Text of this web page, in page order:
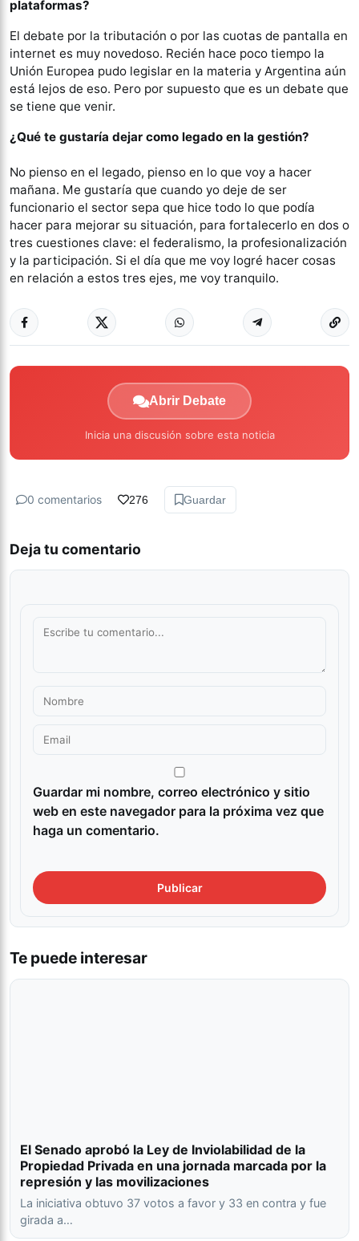
plataformas?
El debate por la tributación o por las cuotas de pantalla en
internet es muy novedoso. Recién hace poco tiempo la
Unión Europea pudo legislar en la materia y Argentina aún
está lejos de eso. Pero por supuesto que es un debate que
se tiene que venir.
¿Qué te gustaría dejar como legado en la gestión?
No pienso en el legado, pienso en lo que voy a hacer
mañana. Me gustaría que cuando yo deje de ser
funcionario el sector sepa que hice todo lo que podía
hacer para mejorar su situación, para fortalecerlo en dos o
tres cuestiones clave: el federalismo, la profesionalización
y la participación. Si el día que me voy logré hacer cosas
en relación a estos tres ejes, me voy tranquilo.
Abrir Debate
Inicia una discusión sobre esta noticia
0 comentarios 276 Guardar
Deja tu comentario
Guardar mi nombre, correo electrónico y sitio
web en este navegador para la próxima vez que
haga un comentario.
Te puede interesar
El Senado aprobó la Ley de Inviolabilidad de la
Propiedad Privada en una jornada marcada por la
represión y las movilizaciones
La iniciativa obtuvo 37 votos a favor y 33 en contra y fue
girada a…